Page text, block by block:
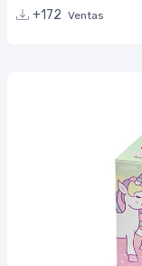
+172 Ventas